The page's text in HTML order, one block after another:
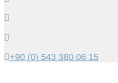
+90 (0) 543 380 06 15